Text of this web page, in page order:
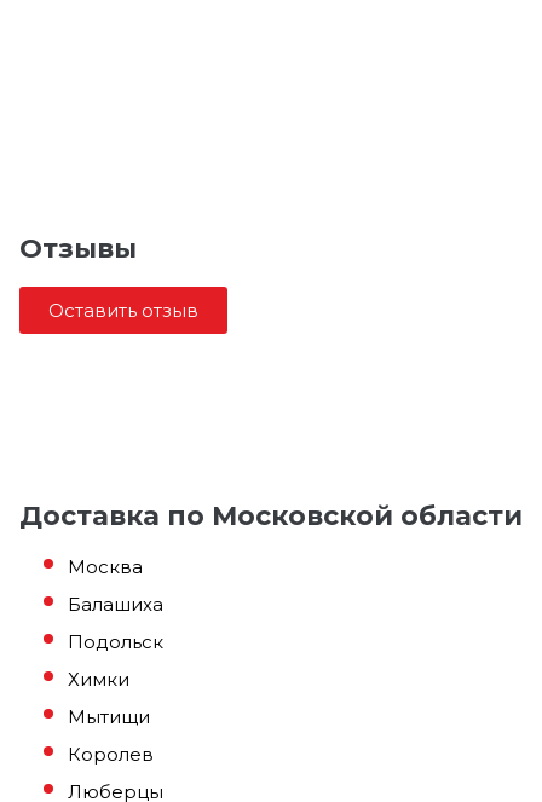
Отзывы
Оставить отзыв
Доставка по Московской области
Москва
Балашиха
Подольск
Химки
Мытищи
Королев
Люберцы